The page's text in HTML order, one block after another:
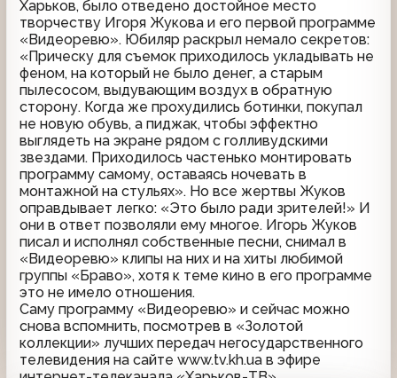
Харьков, было отведено достойное место
творчеству Игоря Жукова и его первой программе
«Видеоревю». Юбиляр раскрыл немало секретов:
«Прическу для съемок приходилось укладывать не
феном, на который не было денег, а старым
пылесосом, выдувающим воздух в обратную
сторону. Когда же прохудились ботинки, покупал
не новую обувь, а пиджак, чтобы эффектно
выглядеть на экране рядом с голливудскими
звездами. Приходилось частенько монтировать
программу самому, оставаясь ночевать в
монтажной на стульях». Но все жертвы Жуков
оправдывает легко: «Это было ради зрителей!» И
они в ответ позволяли ему многое. Игорь Жуков
писал и исполнял собственные песни, снимал в
«Видеоревю» клипы на них и на хиты любимой
группы «Браво», хотя к теме кино в его программе
это не имело отношения.
Саму программу «Видеоревю» и сейчас можно
снова вспомнить, посмотрев в «Золотой
коллекции» лучших передач негосударственного
телевидения на сайте www.tv.kh.ua в эфире